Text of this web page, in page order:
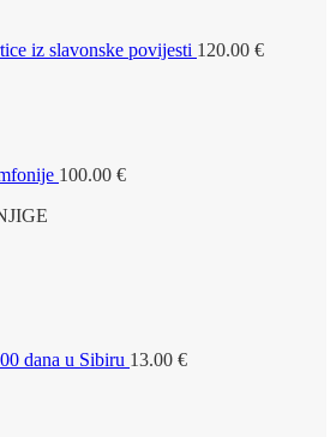
iz slavonske povijesti 120.00 €
100.00 €
dana u Sibiru 13.00 €